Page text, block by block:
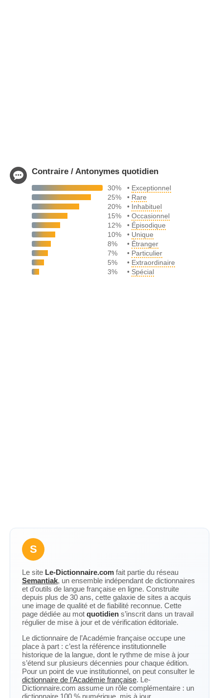
Contraire / Antonymes quotidien
30% • Exceptionnel
25%
• Rare
20%
• Inhabituel
15%
•Occasionnel
12%
• Épisodique
10%
• Unique
8%
• Étranger
7%
• Particulier
5%
• Extraordinaire
3%
• Spécial
S
Le site Le-Dictionnaire.com fait partie du réseau
Semantiak, un ensemble indépendant de dictionnaires
et d’outils de langue française en ligne. Construite
depuis plus de 30 ans, cette galaxie de sites a acquis
une image de qualité et de fiabilité reconnue. Cette
page dédiée au mot quotidien s’inscrit dans un travail
régulier de mise à jour et de vérification éditoriale.
Le dictionnaire de l’Académie française occupe une
place à part : c’est la référence institutionnelle
historique de la langue, dont le rythme de mise à jour
s’étend sur plusieurs décennies pour chaque édition.
Pour un point de vue institutionnel, on peut consulter le
dictionnaire de l’Académie française. Le-
Dictionnaire.com assume un rôle complémentaire : un
dictionnaire 100 % numérique, mis à jour